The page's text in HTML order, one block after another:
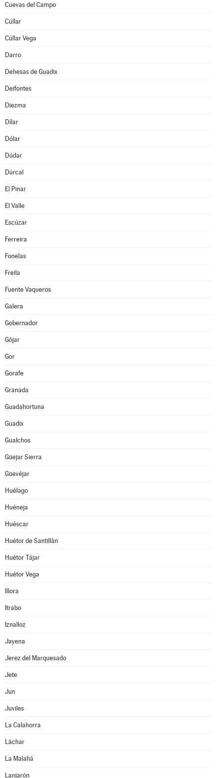
Cuevas del Campo
Cúllar
Cúllar Vega
Darro
Dehesas de Guadix
Deifontes
Diezma
Dílar
Dólar
Dúdar
Dúrcal
El Pinar
El Valle
Escúzar
Ferreira
Fonelas
Freila
Fuente Vaqueros
Galera
Gobernador
Gójar
Gor
Gorafe
Granada
Guadahortuna
Guadix
Gualchos
Güejar Sierra
Güevéjar
Huélago
Huéneja
Huéscar
Huétor de Santillán
Huétor Tájar
Huétor Vega
Illora
Itrabo
Iznalloz
Jayena
Jerez del Marquesado
Jete
Jun
Juviles
La Calahorra
Láchar
La Malahá
Lanjarón